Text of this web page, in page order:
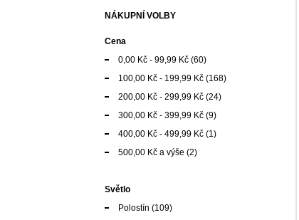
NÁKUPNÍ VOLBY
Cena
0,00 Kč - 99,99 Kč (60)
100,00 Kč - 199,99 Kč (168)
200,00 Kč - 299,99 Kč (24)
300,00 Kč - 399,99 Kč (9)
400,00 Kč - 499,99 Kč (1)
500,00 Kč a výše (2)
Světlo
Polostín (109)